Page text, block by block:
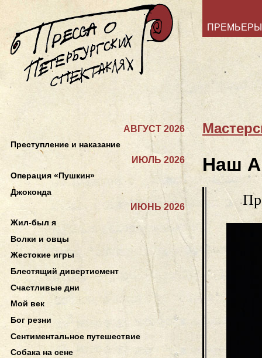
ПРЕМЬЕРЫ
Наш
АВГУСТ 2026
Преступление и наказание
ИЮЛЬ 2026
Операция «Пушкин»
Джоконда
ИЮНЬ 2026
Жил-был я
Волки и овцы
Жестокие игры
Блестящий дивертисмент
Счастливые дни
Мой век
Бог резни
Сентиментальное путешествие
Собака на сене